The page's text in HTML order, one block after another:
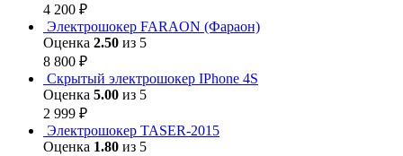
4 200 ₽
Электрошокер FARAON (Фараон)
Оценка 2.50 из 5
8 800 ₽
Скрытый электрошокер IPhone 4S
Оценка 5.00 из 5
2 999 ₽
Электрошокер TASER-2015
Оценка 1.80 из 5